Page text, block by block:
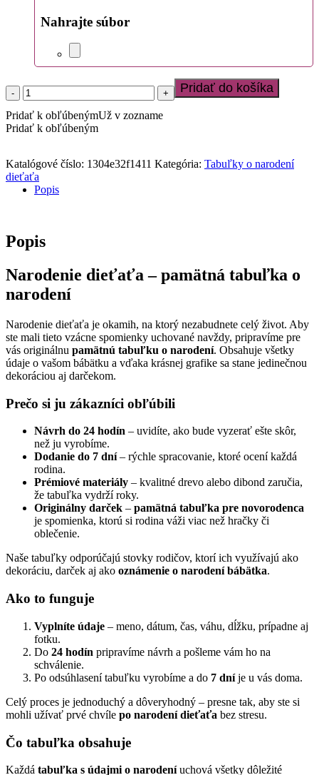
Nahrajte súbor
množstvo
Obraz
do
detskej
údajmi
o
narodení
Pridať do košíka
Pridať k obľúbenýmUž v zozname
Pridať k obľúbeným
Katalógové číslo: 1304e32f1411 Kategória: Tabuľky o narodení
dieťaťa
Popis
Popis
Narodenie dieťaťa – pamätná tabuľka o
narodení
Narodenie dieťaťa je okamih, na ktorý nezabudnete celý život. Aby
ste mali tieto vzácne spomienky uchované navždy, pripravíme pre
vás originálnu pamätnú tabuľku o narodení. Obsahuje všetky
údaje o vašom bábätku a vďaka krásnej grafike sa stane jedinečnou
dekoráciou aj darčekom.
Prečo si ju zákazníci obľúbili
Návrh do 24 hodín – uvidíte, ako bude vyzerať ešte skôr,
než ju vyrobíme.
Dodanie do 7 dní– rýchle spracovanie, ktoré ocení každá
rodina.
Prémiové materiály – kvalitné drevo alebo dibond zaručia,
že tabuľka vydrží roky.
Originálny darček – pamätná tabuľka pre novorodenca
je spomienka, ktorú si rodina váži viac než hračky či
oblečenie.
Naše tabuľky odporúčajú stovky rodičov, ktorí ich využívajú ako
dekoráciu, darček aj ako oznámenie o narodení bábätka.
Ako to funguje
Vyplníte údaje – meno, dátum, čas, váhu, dĺžku, prípadne aj
fotku.
Do 24 hodín pripravíme návrh a pošleme vám ho na
schválenie.
Po odsúhlasení tabuľku vyrobíme a do 7 dníje u vás doma.
Celý proces je jednoduchý a dôveryhodný – presne tak, aby ste si
mohli užívať prvé chvíle po narodení dieťaťa bez stresu.
Čo tabuľka obsahuje
Každá tabuľka s údajmi o narodeníuchová všetky dôležité